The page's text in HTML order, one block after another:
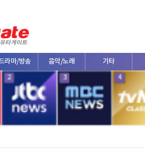
음악/노래 기타 애니/툰